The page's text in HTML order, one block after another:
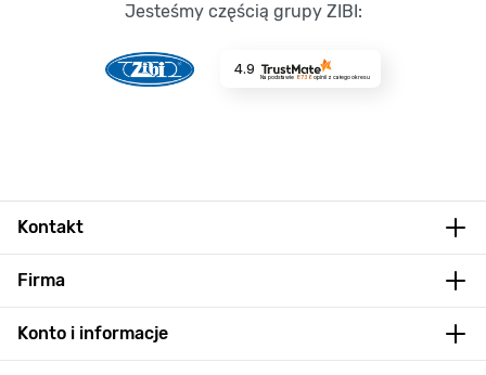
Jesteśmy częścią grupy ZIBI:
4.9
Na podstawie 8736opinii z całego okresu
Kontakt
Firma
Konto i informacje